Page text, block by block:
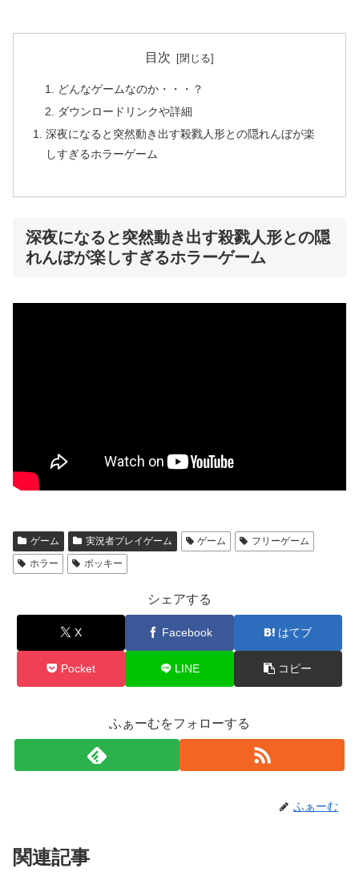
目次
どんなゲームなのか・・・？
ダウンロードリンクや詳細
深夜になると突然動き出す殺戮人形との隠れんぼが楽
しすぎるホラーゲーム
深夜になると突然動き出す殺戮人形との隠
れんぼが楽しすぎるホラーゲーム
ゲーム 実況者プレイゲーム ゲーム
フリーゲーム
ホラー
ポッキー
シェアする
X Facebook はてブ
Pocket LINE コピー
ふぁーむをフォローする
ふぁーむ
関連記事